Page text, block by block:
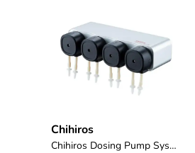
Chihiros
Chihiros Dosing Pump System (Dozaj Sistemi 4'lü)